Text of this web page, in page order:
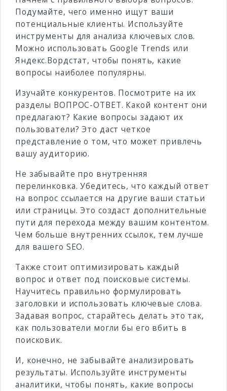
Подумайте, чего именно ищут ваши
потенциальные клиенты. Используйте
инструменты для анализа ключевых слов.
Можно использовать Google Trends или
Яндекс.Вордстат, чтобы понять, какие
вопросы наиболее популярны.
Изучайте конкурентов. Посмотрите на их
разделы ВОПРОС-ОТВЕТ. Какой контент они
предлагают? Какие вопросы задают их
пользователи? Это даст четкое
представление о том, что может привлечь
вашу аудиторию.
Не забывайте про внутренняя
перелинковка. Убедитесь, что каждый ответ
на вопрос ссылается на другие ваши статьи
или страницы. Это создаст дополнительные
пути для перехода между вашим контентом.
Чем больше внутренних ссылок, тем лучше
для вашего SEO.
Также стоит оптимизировать каждый
вопрос и ответ под поисковые системы.
Научитесь правильно формулировать
заголовки и использовать ключевые слова.
Задавая вопрос, старайтесь делать это так,
как пользователи могли бы его вбить в
поисковик.
И, конечно, не забывайте анализировать
результаты. Используйте инструменты
аналитики, чтобы понять, какие вопросы